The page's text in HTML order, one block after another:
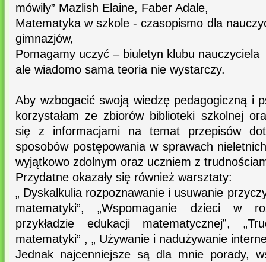
mówiły” Mazlish Elaine, Faber Adale,
Matematyka w szkole - czasopismo dla
gimnazjów,
Pomagamy uczyć – biuletyn klubu nauczyciela
ale wiadomo sama teoria nie wystarczy.
Aby wzbogacić swoją wiedzę pedagogiczną i
korzystałam ze zbiorów biblioteki szkolnej
się z informacjami na temat przepisów
sposobów postępowania w sprawach
wyjątkowo zdolnym oraz uczniem z
Przydatne okazały się również warsztaty:
„ Dyskalkulia rozpoznawanie i usuwanie
matematyki”, „Wspomaganie dzieci w
przykładzie edukacji matematycznej”,
matematyki” , „ Używanie i nadużywanie
Jednak najcenniejsze są dla mnie porady,